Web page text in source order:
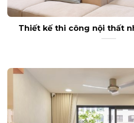
Thiết kế thi công nội thất